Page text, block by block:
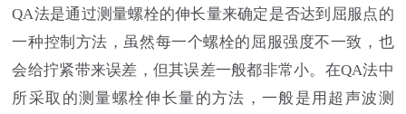
QA法是通过测量螺栓的伸长量来确定是否达到屈服点的
一种控制方法，虽然每一个螺栓的屈服强度不一致，也
会给拧紧带来误差，但其误差一般都非常小。在QA法中
所采取的测量螺栓伸长量的方法，一般是用超声波测